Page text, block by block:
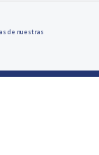
de nuestras